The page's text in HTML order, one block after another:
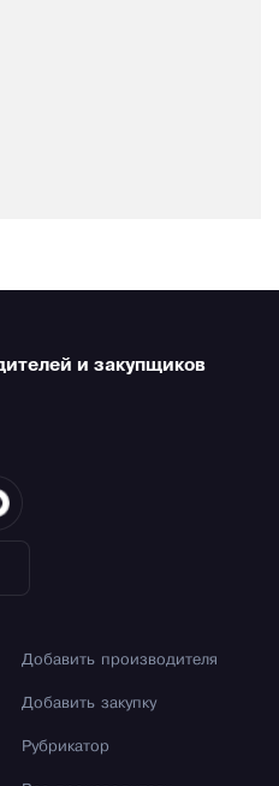
и закупщиков
Добавить производителя
Добавить закупку
Рубрикатор